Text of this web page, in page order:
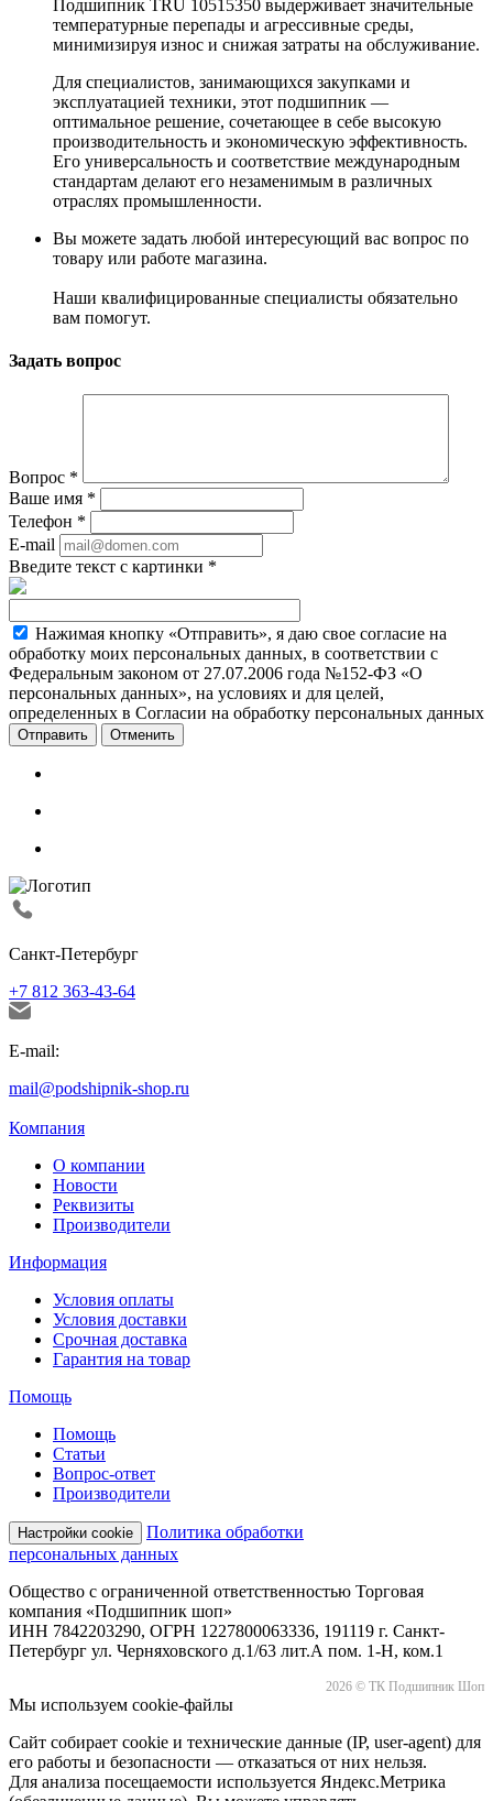
Подшипник TRU 10515350 выдерживает значительные
температурные перепады и агрессивные среды,
минимизируя износ и снижая затраты на обслуживание.
Для специалистов, занимающихся закупками и
эксплуатацией техники, этот подшипник —
оптимальное решение, сочетающее в себе высокую
производительность и экономическую эффективность.
Его универсальность и соответствие международным
стандартам делают его незаменимым в различных
отраслях промышленности.
Вы можете задать любой интересующий вас вопрос по
товару или работе магазина.
Наши квалифицированные специалисты обязательно
вам помогут.
Задать вопрос
Вопрос *
Ваше имя *
Телефон *
E-mail
Введите текст с картинки *
Нажимая кнопку «Отправить», я даю свое согласие на
обработку моих персональных данных, в соответствии с
Федеральным законом от 27.07.2006 года №152-ФЗ «О
персональных данных», на условиях и для целей,
определенных в Согласии на обработку персональных данных
Отменить
Санкт-Петербург
+7 812 363-43-64
E-mail:
mail@podshipnik-shop.ru
Компания
О компании
Новости
Реквизиты
Производители
Информация
Условия оплаты
Условия доставки
Срочная доставка
Гарантия на товар
Помощь
Помощь
Статьи
Вопрос-ответ
Производители
Настройки cookie
Политика обработки
персональных данных
Общество с ограниченной ответственностью Торговая
компания «Подшипник шоп»
ИНН 7842203290, ОГРН 1227800063336, 191119 г. Санкт-
Петербург ул. Черняховского д.1/63 лит.А пом. 1-Н, ком.1
2026 © ТК Подшипник Шоп
Мы используем cookie-файлы
Сайт собирает cookie и технические данные (IP, user-agent) для
его работы и безопасности — отказаться от них нельзя.
Для анализа посещаемости используется Яндекс.Метрика